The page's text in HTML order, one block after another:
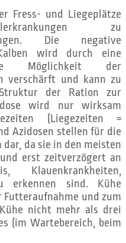
Fress- und Liegeplätze
zu
Die negative
wird durch eine
Möglichkeit der
verschärft und kann zu
der Ration zur
wird nur wirksam
(Liegezeiten =
Azidosen stellen für die
da sie in den meisten
erst zeitverzögert an
Klauenkrankheiten,
erkennen sind. Kühe
und zum
nicht mehr als drei
(im Wartebereich, beim